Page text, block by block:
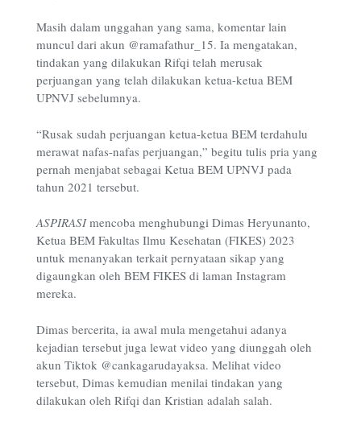
Masih dalam unggahan yang sama, komentar lain
muncul dari akun @ramafathur_15. Ia mengatakan,
tindakan yang dilakukan Rifqi telah merusak
perjuangan yang telah dilakukan ketua-ketua BEM
UPNVJ sebelumnya.
“Rusak sudah perjuangan ketua-ketua BEM terdahulu
merawat nafas-nafas perjuangan,” begitu tulis pria yang
pernah menjabat sebagai Ketua BEM UPNVJ pada
tahun 2021 tersebut.
ASPIRASImencoba menghubungi Dimas Heryunanto,
Ketua BEM Fakultas Ilmu Kesehatan (FIKES) 2023
untuk menanyakan terkait pernyataan sikap yang
digaungkan oleh BEM FIKES di laman Instagram
mereka.
Dimas bercerita, ia awal mula mengetahui adanya
kejadian tersebut juga lewat video yang diunggah oleh
akun Tiktok @cankagarudayaksa. Melihat video
tersebut, Dimas kemudian menilai tindakan yang
dilakukan oleh Rifqi dan Kristian adalah salah.